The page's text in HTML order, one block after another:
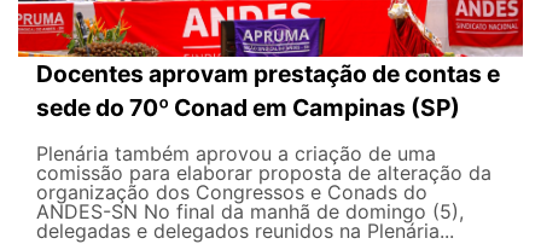
Docentes aprovam prestação de contas e
sede do 70º Conad em Campinas (SP)
Plenária também aprovou a criação de uma
comissão para elaborar proposta de alteração da
organização dos Congressos e Conads do
ANDES-SN No final da manhã de domingo (5),
delegadas e delegados reunidos na Plenária...